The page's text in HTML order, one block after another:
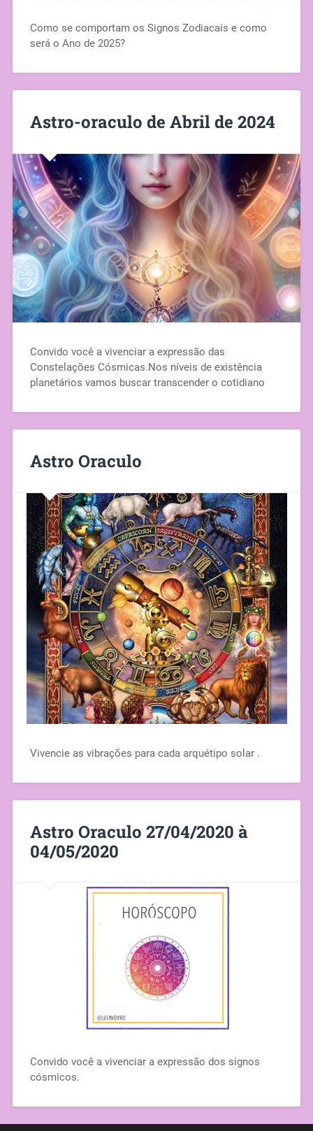
Como se comportam os Signos Zodiacais e como
será o Ano de 2025?
Astro-oraculo de Abril de 2024
Convido você a vivenciar a expressão das
Constelações Cósmicas.Nos níveis de existência
planetários vamos buscar transcender o cotidiano
Astro Oraculo
Vivencie as vibrações para cada arquétipo solar .
Astro Oraculo 27/04/2020 à
04/05/2020
Convido você a vivenciar a expressão dos signos
cósmicos.